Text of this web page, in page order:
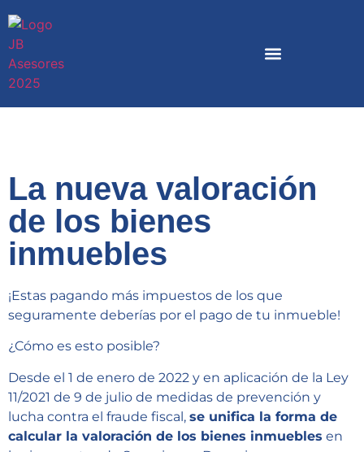
La nueva valoración
de los bienes
inmuebles
¡Estas pagando más impuestos de los que
seguramente deberías por el pago de tu inmueble!
¿Cómo es esto posible?
Desde el 1 de enero de 2022 y en aplicación de la Ley
11/2021 de 9 de julio de medidas de prevención y
lucha contra el fraude fiscal, se unifica la forma de
calcular la valoración de los bienes inmuebles en